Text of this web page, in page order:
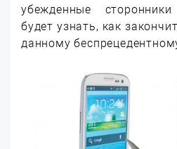
убежденные
будет узнать, как
данному